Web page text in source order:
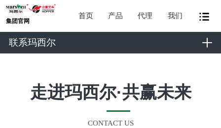
集团官网
首页 产品 代理 我们
联系玛西尔
走进玛西尔·共赢未来
CONTACT US